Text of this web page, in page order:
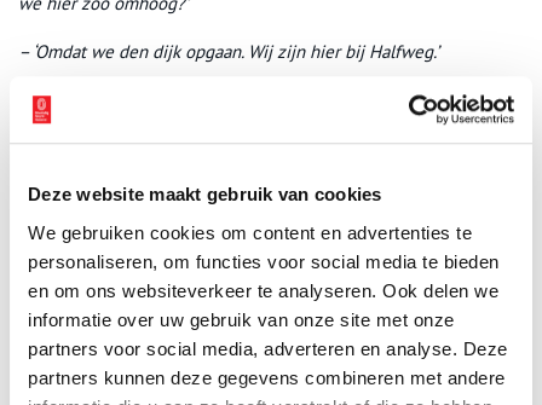
Deze website maakt gebruik van cookies
We gebruiken cookies om content en advertenties te
personaliseren, om functies voor social media te bieden
en om ons websiteverkeer te analyseren. Ook delen we
informatie over uw gebruik van onze site met onze
partners voor social media, adverteren en analyse. Deze
partners kunnen deze gegevens combineren met andere
– ‘Omdat we den dijk opgaan. Wij zijn hier bij Halfweg.’
– ‘Maar waartoe die dijk? Waartoe met zoo enorme kosten hier
zoo veel aarde opgehoopt, zonder nut, ja, tot schade voor den
– ‘Die dijk moet dienen om twee groote wateren van elkander
gescheiden te houden.’
– ‘Nu nog dwazer! Ik zie geen water, zoo ver mijn oog reikt, regts
en links, behalve een paar kanalen, die bovendien nog tusschen
hare eigene dijken loopen.’
– ‘Toch is het zoo. Zie! hier links hebt ge het Haarlemmermeer,